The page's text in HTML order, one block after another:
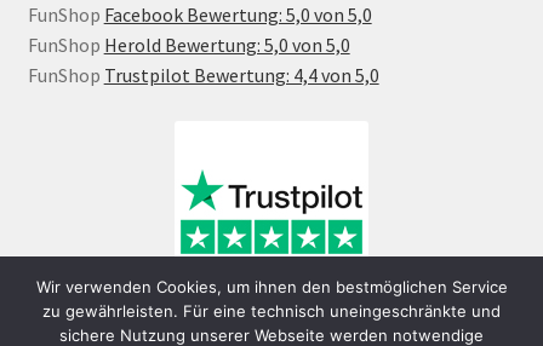
FunShop Facebook Bewertung: 5,0 von 5,0
FunShop Herold Bewertung: 5,0 von 5,0
FunShop Trustpilot Bewertung: 4,4 von 5,0
Wir verwenden Cookies, um ihnen den bestmöglichen Service
zu gewährleisten. Für eine technisch uneingeschränkte und
sichere Nutzung unserer Webseite werden notwendige